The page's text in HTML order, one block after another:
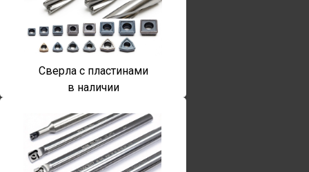
Сверла с пластинами
в наличии